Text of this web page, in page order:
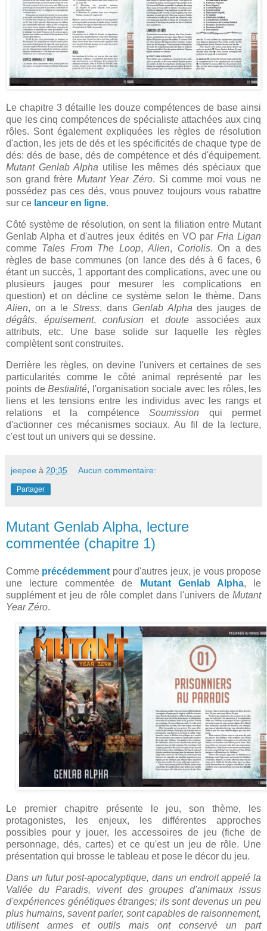
Le chapitre 3 détaille les douze compétences de base ainsi
que les cinq compétences de spécialiste attachées aux cinq
rôles. Sont également expliquées les règles de résolution
d'action, les jets de dés et les spécificités de chaque type de
dés: dés de base, dés de compétence et dés d'équipement.
Mutant Genlab Alpha utilise les mêmes dés spéciaux que
son grand frère Mutant Year Zéro. Si comme moi vous ne
possédez pas ces dés, vous pouvez toujours vous rabattre
sur ce lanceur en ligne.
Côté système de résolution, on sent la filiation entre Mutant
Genlab Alpha et d'autres jeux édités en VO par Fria Ligan
comme Tales From The Loop,Alien, Coriolis. On a des
règles de base communes (on lance des dés à 6 faces, 6
étant un succès, 1 apportant des complications, avec une ou
plusieurs jauges pour mesurer les complications en
question) et on décline ce système selon le thème. Dans
Alien, on a leStress, dans Genlab Alpha des jauges de
dégâts, épuisement, confusion et doute associées aux
attributs, etc. Une base solide sur laquelle les règles
complètent sont construites.
Derrière les règles, on devine l'univers et certaines de ses
particularités comme le côté animal représenté par les
points de Bestialité, l'organisation sociale avec les rôles, les
liens et les tensions entre les individus avec les rangs et
relations et la compétence Soumission qui permet
d'actionner ces mécanismes sociaux. Au fil de la lecture,
c'est tout un univers qui se dessine.
jeepee à 20:35 Aucun commentaire:
Partager
Mutant Genlab Alpha, lecture
commentée (chapitre 1)
Comme précédemment pour d'autres jeux, je vous propose
une lecture commentée de
Mutant Genlab Alpha, le
supplément et jeu de rôle complet dans l'univers de Mutant
Year Zéro.
Le premier chapitre présente le jeu, son thème, les
protagonistes, les enjeux, les différentes approches
possibles pour y jouer, les accessoires de jeu (fiche de
personnage, dés, cartes) et ce qu'est un jeu de rôle. Une
présentation qui brosse le tableau et pose le décor du jeu.
Dans un futur post-apocalyptique, dans un endroit appelé la
Vallée du Paradis, vivent des groupes d'animaux issus
d'expériences génétiques étranges; ils sont devenus un peu
plus humains, savent parler, sont capables de raisonnement,
utilisent armes et outils mais ont conservé un part